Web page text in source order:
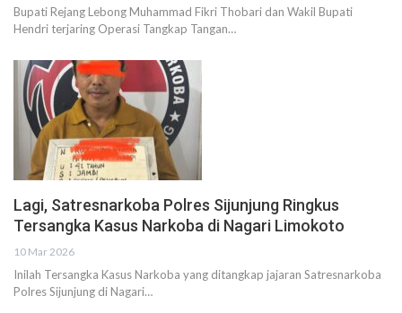
Bupati Rejang Lebong Muhammad Fikri Thobari dan Wakil Bupati
Hendri terjaring Operasi Tangkap Tangan…
Lagi, Satresnarkoba Polres Sijunjung Ringkus
Tersangka Kasus Narkoba di Nagari Limokoto
10 Mar 2026
Inilah Tersangka Kasus Narkoba yang ditangkap jajaran Satresnarkoba
Polres Sijunjung di Nagari…